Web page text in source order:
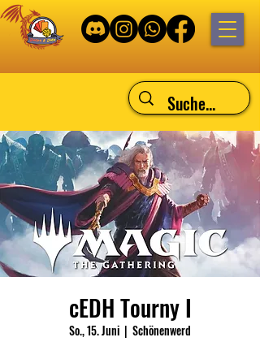
cEDH Tourny I
So., 15. Juni
  |
Schönenwerd